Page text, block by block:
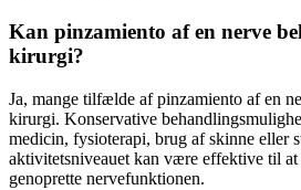
Kan pinzamiento af en nerve
kirurgi?
Ja, mange tilfælde af pinzamiento af en
kirurgi. Konservative
medicin, fysioterapi, brug af skinne eller
aktivitetsniveauet kan være effektive til
genoprette nervefunktionen.